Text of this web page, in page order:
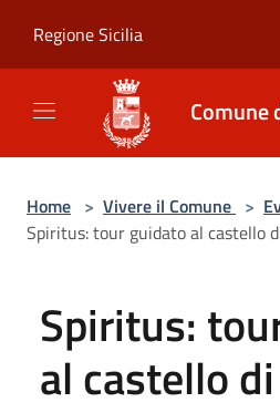
Regione Sicilia
Comune
Home > Vivere il Comune >
Spiritus: tour guidato al castello
Spiritus:
al castello